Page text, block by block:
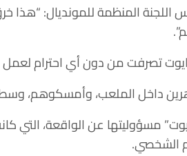
المنظمة للمونديال: “هذا
تصرفت من دون أي احترام لعمل
داخل الملعب، وأمسكوهم، وسط
مسؤوليتها عن الواقعة، التي
الشخصي.